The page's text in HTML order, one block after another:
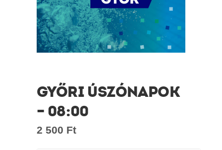
GYŐRI ÚSZÓNAPOK
– 08:00
2 500 Ft